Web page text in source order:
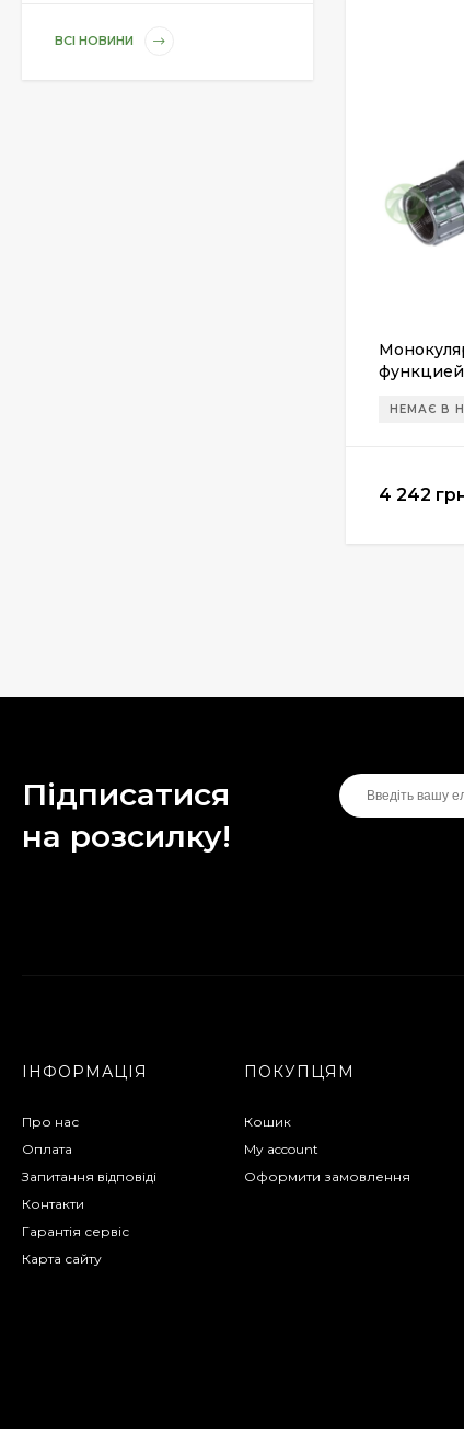
функцией
НЕМАЄ В
4 242
Магазин для Beretta
ВСІ НОВИНИ
Підписатися
на розсилку!
ІНФОРМАЦІЯ
Про нас
Оплата
Запитання відповіді
Контакти
Гарантія сервіс
Карта сайту
ПОКУПЦЯМ
Кошик
My account
Оформити замовлення